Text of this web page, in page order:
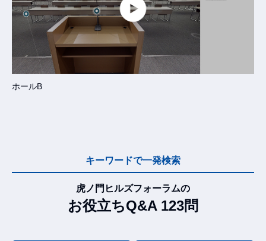
ホールB
キーワードで一発検索
虎ノ門ヒルズフォーラムの
お役立ちQ&A 123問